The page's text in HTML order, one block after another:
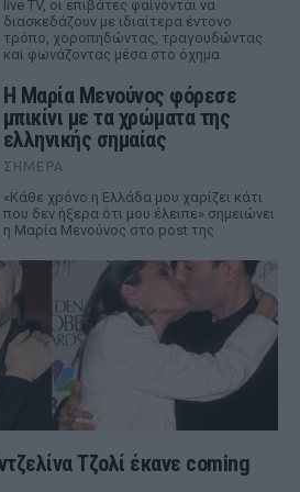
live TV, οι επιβάτες φαίνονται να
διασκεδάζουν με ιδιαίτερα έντονο
τρόπο, χοροπηδώντας, τραγουδώντας
και φωνάζοντας μέσα στο όχημα
Η Μαρία Μενούνος φόρεσε
μπικίνι με τα χρώματα της
ελληνικής σημαίας
ΣΉΜΕΡΑ
«Κάθε χρόνο η Ελλάδα μου χαρίζει κάτι
που δεν ήξερα ότι μου έλειπε» σημειώνει
η Μαρία Μενούνος στο post της
Τζολί έκανε coming